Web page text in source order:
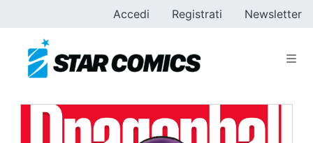
Accedi Registrati Newsletter